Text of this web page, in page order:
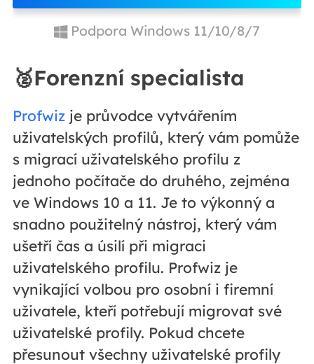
Podpora Windows 11/10/8/7
🥈Forenzní specialista
Profwizje průvodce vytvářením
uživatelských profilů, který vám pomůže
s migrací uživatelského profilu z
jednoho počítače do druhého, zejména
ve Windows 10 a 11. Je to výkonný a
snadno použitelný nástroj, který vám
ušetří čas a úsilí při migraci
uživatelského profilu. Profwiz je
vynikající volbou pro osobní i firemní
uživatele, kteří potřebují migrovat své
uživatelské profily. Pokud chcete
přesunout všechny uživatelské profily